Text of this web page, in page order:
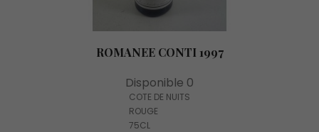
ROMANEE CONTI 1997
Disponible 0
COTE DE NUITS
ROUGE
75CL